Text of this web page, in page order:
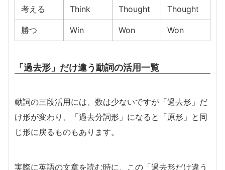
考える Think Thought Thought
勝つ Win Won Won
「過去形」だけ違う動詞の活用一覧
動詞の三段活用には、数は少ないですが「過去形」だ
け形が変わり、「過去分詞形」になると「原形」と同
じ形に戻るものもあります。
実際に英語の文章を読む時に、この「過去形だけ違う